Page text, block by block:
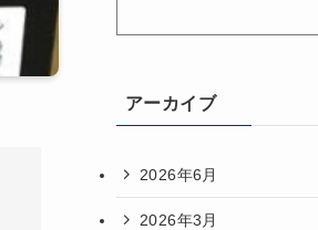
アーカイブ
2026年6月
2026年3月